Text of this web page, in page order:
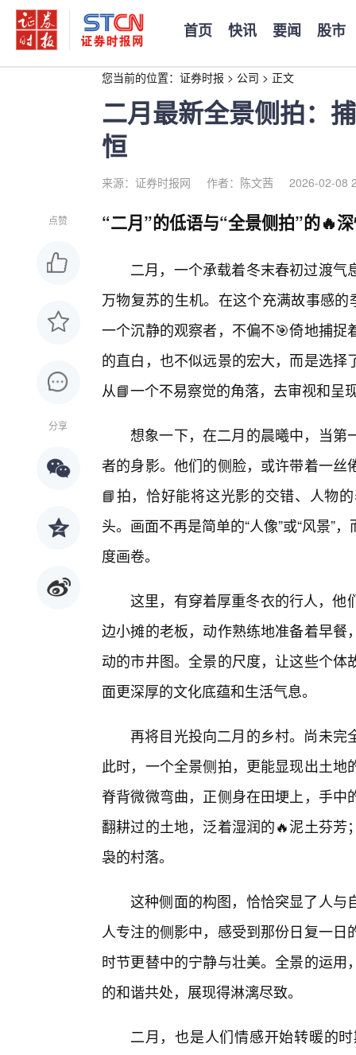
首页 快讯 要闻 股市
您当前的位置： 证券时报 > 公司 > 正文
二月最新全景侧拍：
恒
来源：证券时报网 作者：陈文茜 2026-02-08
点赞
分享
“二月”的低语与“全景侧拍”的🔥
二月，一个承载着冬末春初过渡
万物复苏的生机。在这个充满故事感
一个沉静的观察者，不偏不🎯倚地捕
的直白，也不似远景的宏大，而是选
从📘一个不易察觉的角落，去审视和呈
想象一下，在二月的晨曦中，当第
者的身影。他们的侧脸，或许带着一
📘拍，恰好能将这光影的交错、人物
头。画面不再是简单的“人像”或“风景”
度画卷。
这里，有穿着厚重冬衣的行人，他
边小摊的老板，动作熟练地准备着早
动的市井图。全景的尺度，让这些个
面更深厚的文化底蕴和生活气息。
再将目光投向二月的乡村。尚未完
此时，一个全景侧拍，更能显现出土
脊背微微弯曲，正侧身在田埂上，手
翻耕过的土地，泛着湿润的🔥泥土芬
袅的村落。
这种侧面的构图，恰恰突显了人与
人专注的侧影中，感受到那份日复一
时节更替中的宁静与壮美。全景的运
的和谐共处，展现得淋漓尽致。
二月，也是人们情感开始转暖的